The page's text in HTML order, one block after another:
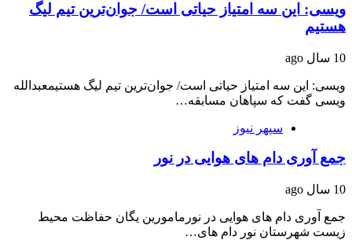
ویسی: این سه امتیاز حیاتی است/ جوان‌ترین تیم لیگ
هستیم
10 سال ago
ویسی: این سه امتیاز حیاتی است/ جوان‌ترین تیم لیگ هستیمعبدالله
ویسی گفت که سپاهان مسابقه…
سپهر نیوز
جمع آوری دام های هوایی در نور
10 سال ago
جمع آوری دام های هوایی در نورمامورین یگان حفاظت محیط
زیست شهرستان نور دام های…